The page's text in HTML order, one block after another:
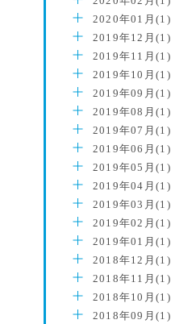
2020年01月(1)
2019年12月(1)
2019年11月(1)
2019年10月(1)
2019年09月(1)
2019年08月(1)
2019年07月(1)
2019年06月(1)
2019年05月(1)
2019年04月(1)
2019年03月(1)
2019年02月(1)
2019年01月(1)
2018年12月(1)
2018年11月(1)
2018年10月(1)
2018年09月(1)